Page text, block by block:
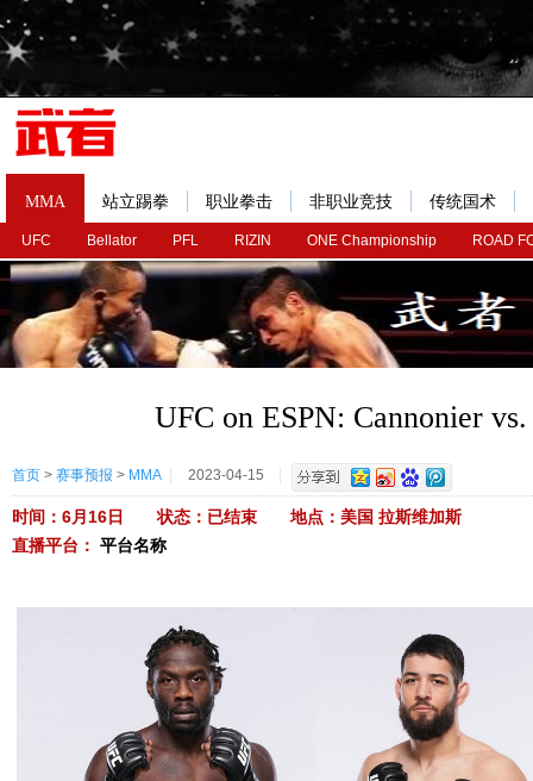
MMA
UFC Bellator PFL RIZIN ONE Championship ROAD
站立踢拳 职业拳击 非职业竞技 传统国术
UFC on ESPN: Cannonier
首页 > 赛事预报 > MMA 2023-04-15
时间：6月16日 状态：已结束 地点：美国 拉斯维加斯
直播平台： 平台名称